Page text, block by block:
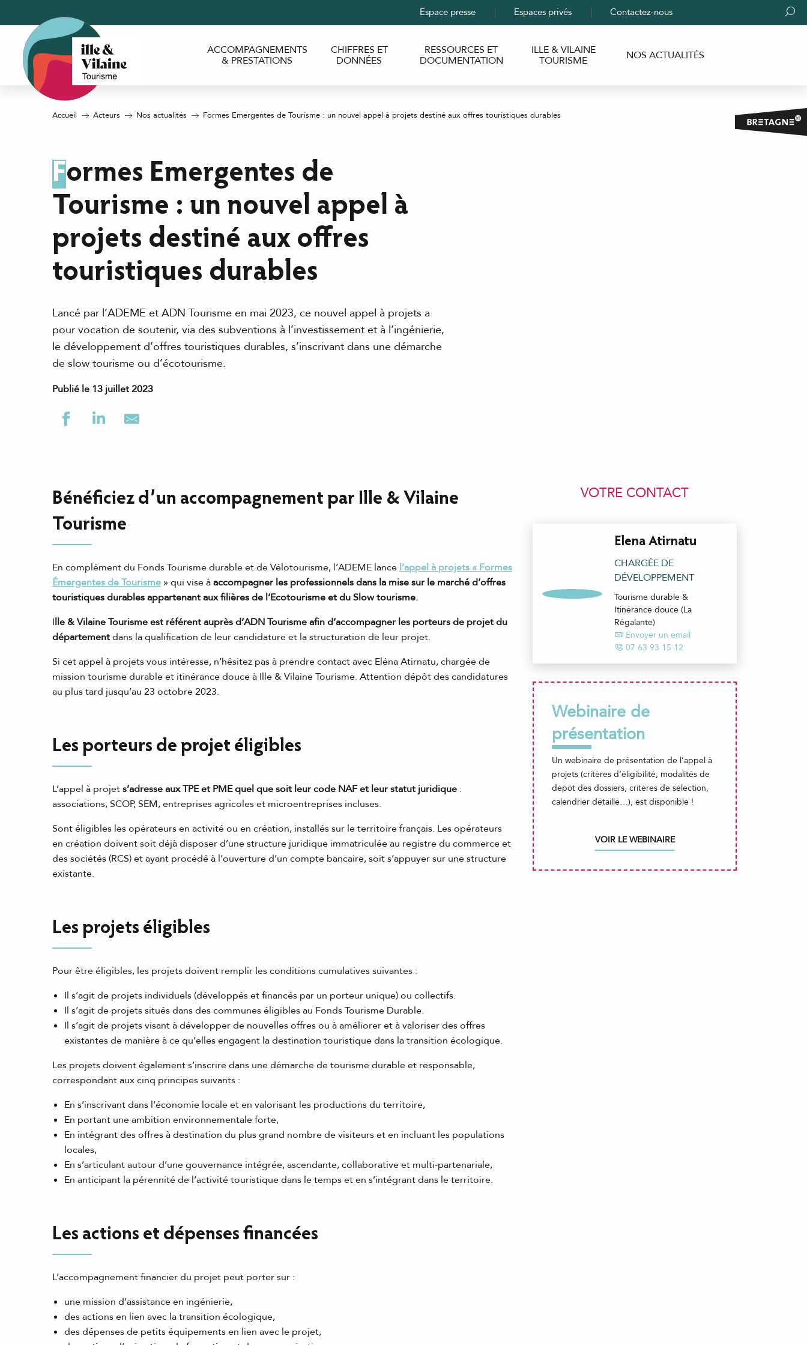
contenu
principal
Espace presse Espaces privés Contactez-nous
ACCOMPAGNEMENTS
& PRESTATIONS
CHIFFRES ET
DONNÉES
RESSOURCES ET
DOCUMENTATION
ILLE & VILAINE
TOURISME
NOS ACTUALITÉS
Accueil Acteurs Nos actualités Formes Emergentes de Tourisme : un nouvel appel à projets destiné aux offres touristiques durables
Formes Emergentes de
Tourisme : un nouvel appel à
projets destiné aux offres
touristiques durables
Lancé par l’ADEME et ADN Tourisme en mai 2023, ce nouvel appel à projets a
pour vocation de soutenir, via des subventions à l’investissement et à l’ingénierie,
le développement d’offres touristiques durables, s’inscrivant dans une démarche
de slow tourisme ou d’écotourisme.
Publié le 13 juillet 2023
Bénéficiez d’un accompagnement par Ille & Vilaine
Tourisme
En complément du Fonds Tourisme durable et de Vélotourisme, l’ADEME lance l’appel à projets « Formes
Émergentes de Tourisme » qui vise àaccompagner les professionnels dans la mise sur le marché d’offres
touristiques durables appartenant aux filières de l’Ecotourisme et du Slow tourisme.
Ille & Vilaine Tourisme est référent auprès d’ADN Tourisme afin d’accompagner les porteurs de projet du
départementdans la qualification de leur candidature et la structuration de leur projet.
Si cet appel à projets vous intéresse, n’hésitez pas à prendre contact avec Eléna Atirnatu, chargée de
mission tourisme durable et itinérance douce à Ille & Vilaine Tourisme. Attention dépôt des candidatures
au plus tard jusqu’au 23 octobre 2023.
Les porteurs de projet éligibles
L’appel à projets’adresse aux TPE et PME quel que soit leur code NAF et leur statut juridique :
associations, SCOP, SEM, entreprises agricoles et microentreprises incluses.
Sont éligibles les opérateurs en activité ou en création, installés sur le territoire français. Les opérateurs
en création doivent soit déjà disposer d’une structure juridique immatriculée au registre du commerce et
des sociétés (RCS) et ayant procédé à l’ouverture d’un compte bancaire, soit s’appuyer sur une structure
existante.
Les projets éligibles
Pour être éligibles, les projets doivent remplir les conditions cumulatives suivantes :
Il s’agit de projets individuels (développés et financés par un porteur unique) ou collectifs.
Il s’agit de projets situés dans des communes éligibles au Fonds Tourisme Durable.
Il s’agit de projets visant à développer de nouvelles offres ou à améliorer et à valoriser des offres
existantes de manière à ce qu’elles engagent la destination touristique dans la transition écologique.
Les projets doivent également s’inscrire dans une démarche de tourisme durable et responsable,
correspondant aux cinq principes suivants :
En s’inscrivant dans l’économie locale et en valorisant les productions du territoire,
En portant une ambition environnementale forte,
En intégrant des offres à destination du plus grand nombre de visiteurs et en incluant les populations
locales,
En s’articulant autour d’une gouvernance intégrée, ascendante, collaborative et multi-partenariale,
En anticipant la pérennité de l’activité touristique dans le temps et en s’intégrant dans le territoire.
Les actions et dépenses financées
L’accompagnement financier du projet peut porter sur :
une mission d’assistance en ingénierie,
des actions en lien avec la transition écologique,
des dépenses de petits équipements en lien avec le projet,
VOTRE CONTACT
Elena Atirnatu
CHARGÉE DE
DÉVELOPPEMENT
Tourisme durable &
Itinérance douce (La
Régalante)
Envoyer un email
07 63 93 15 12
Webinaire de
présentation
Un webinaire de présentation de l’appel à
projets (critères d’éligibilité, modalités de
dépôt des dossiers, critères de sélection,
calendrier détaillé…), est disponible !
VOIR LE WEBINAIRE